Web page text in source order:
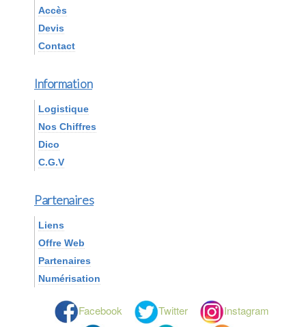
Accès
Devis
Contact
Information
Logistique
Nos Chiffres
Dico
C.G.V
Partenaires
Liens
Offre Web
Partenaires
Numérisation
Facebook Twitter Instagram